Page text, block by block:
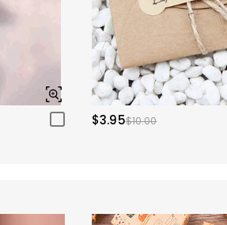
$3.95$10.00